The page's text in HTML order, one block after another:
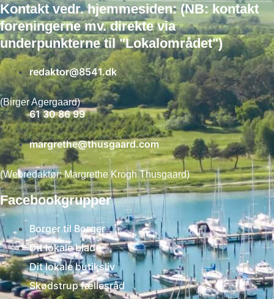
Kontakt vedr. hjemmesiden: (NB: kontakt
foreningerne mv. direkte via
underpunkterne til "Lokalområdet")
redaktor@8541.dk
(Birger Agergaard)
61 30 86 99
margrethe@thusgaard.com
(Webredaktør: Margrethe Krogh Thusgaard)
Facebookgrupper
Borger til Borger
Dit lokale blad
Dit lokale butiksliv
Skødstrup fællesråd